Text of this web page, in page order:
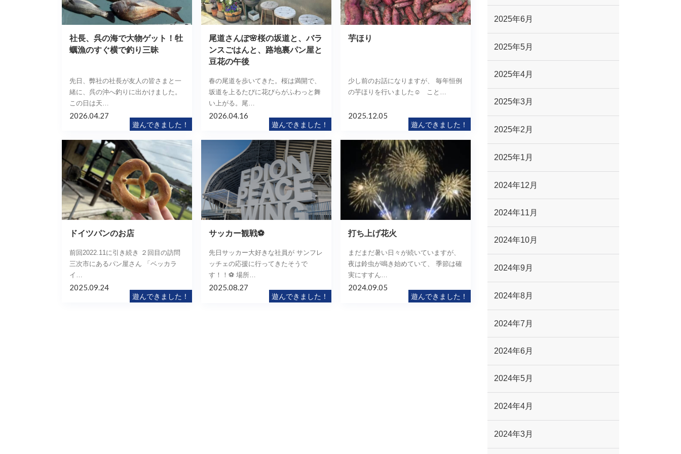
社長、呉の海で大物ゲット！牡
蠣漁のすぐ横で釣り三昧
先日、弊社の社長が友人の皆さまと一
緒に、呉の沖へ釣りに出かけました。
この日は天…
遊んできました！
2026.04.27
尾道さんぽ🌸桜の坂道と、バラ
ンスごはんと、路地裏パン屋と
豆花の午後
春の尾道を歩いてきた。桜は満開で、
坂道を上るたびに花びらがふわっと舞
い上がる。尾…
遊んできました！
2026.04.16
芋ほり
少し前のお話になりますが、 毎年恒例
の芋ほりを行いました☺️ こと…
遊んできました！
2025.12.05
ドイツパンのお店
前回2022.11に引き続き ２回目の訪問
三次市にあるパン屋さん 「ベッカラ
イ…
遊んできました！
2025.09.24
サッカー観戦⚽
先日サッカー大好きな社員が サンフレ
ッチェの応援に行ってきたそうで
す！！⚽ 場所…
遊んできました！
2025.08.27
打ち上げ花火
まだまだ暑い日々が続いていますが、
夜は鈴虫が鳴き始めていて、 季節は確
実にすすん…
遊んできました！
2024.09.05
2025年6月
2025年5月
2025年4月
2025年3月
2025年2月
2025年1月
2024年12月
2024年11月
2024年10月
2024年9月
2024年8月
2024年7月
2024年6月
2024年5月
2024年4月
2024年3月